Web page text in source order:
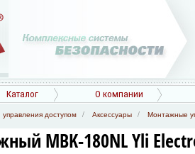
Каталог О компании
доступом Аксессуары Монтажные
MBK-180NL Yli